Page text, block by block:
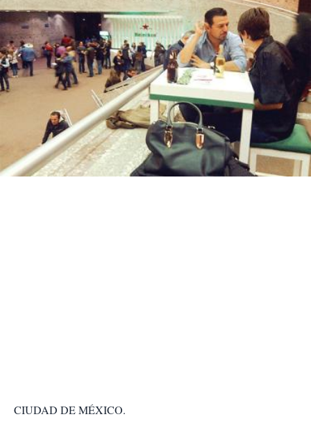
e
s
d
e
c
t
i
r
r
CIUDAD DE MÉXICO.